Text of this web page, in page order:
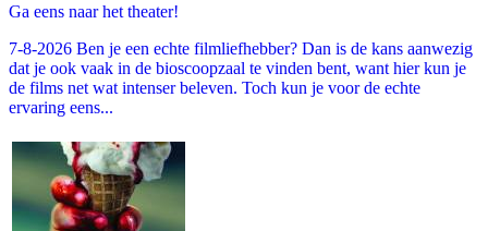
Ga eens naar het theater!
7-8-2026 Ben je een echte filmliefhebber? Dan is de kans aanwezig
dat je ook vaak in de bioscoopzaal te vinden bent, want hier kun je
de films net wat intenser beleven. Toch kun je voor de echte
ervaring eens...